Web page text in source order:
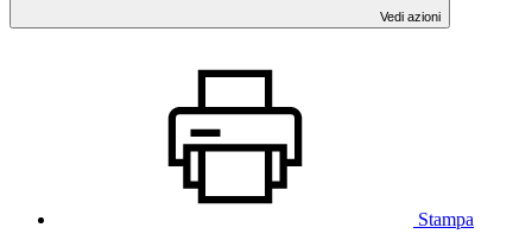
Vedi azioni
Stampa